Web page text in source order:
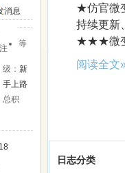
消息
等
级：新
手上路
总积
★仿官微
持续更新
★★★微变
阅读全文
日志分类